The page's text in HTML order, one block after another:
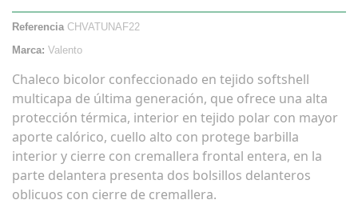
Referencia CHVATUNAF22
Marca: Valento
Chaleco bicolor confeccionado en tejido softshell
multicapa de última generación, que ofrece una alta
protección térmica, interior en tejido polar con mayor
aporte calórico, cuello alto con protege barbilla
interior y cierre con cremallera frontal entera, en la
parte delantera presenta dos bolsillos delanteros
oblicuos con cierre de cremallera.